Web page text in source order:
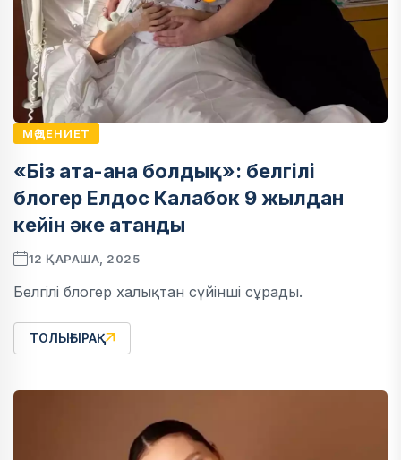
МӘДЕНИЕТ
«Біз ата-ана болдық»: белгілі
блогер Елдос Калабок 9 жылдан
кейін әке атанды
12 ҚАРАША, 2025
Белгілі блогер халықтан сүйінші сұрады.
ТОЛЫҒЫРАҚ